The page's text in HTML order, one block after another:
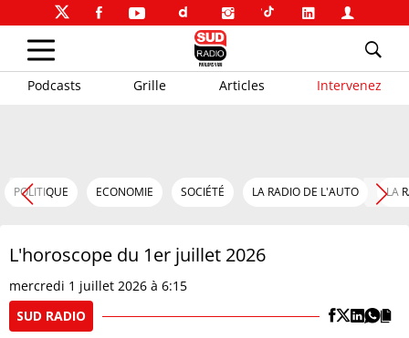
Podcasts Grille Articles Intervenez
POLITIQUE ECONOMIE SOCIÉTÉ LA RADIO DE L'AUTO LA
L'horoscope du 1er juillet 2026
mercredi 1 juillet 2026 à 6:15
SUD RADIO